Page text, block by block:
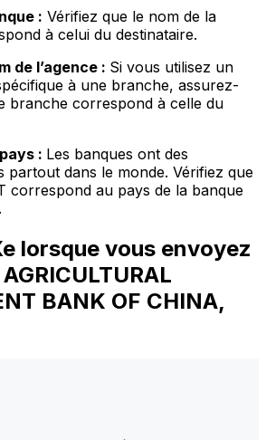
: Vérifiez que le nom de la
à celui du destinataire.
de l’agence : Si vous utilisez un
à une branche, assurez-
branche correspond à celle du
: Les banques ont des
partout dans le monde. Vérifiez que
correspond au pays de la banque
lorsque vous envoyez
BANK OF CHINA,